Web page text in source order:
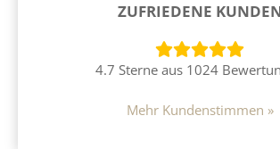
ZUFRIEDENE
4.7 Sterne aus 1024
Mehr Kundenstimmen »